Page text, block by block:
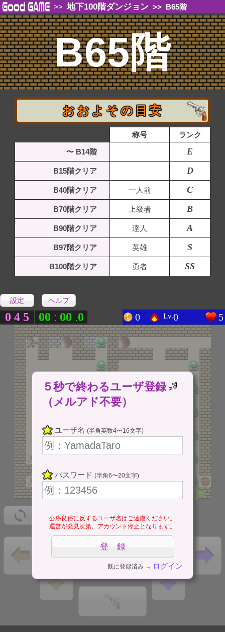
>> 地下100階ダンジョン >> B65階
B65階
おおよその目安
称号
ランク
〜 B14階
E
B15階クリア D
B40階クリア 一人前 C
B70階クリア 上級者 B
B90階クリア 達人 A
B97階クリア 英雄 S
B100階クリア 勇者 SS
設定 ヘルプ
0 4 5 00 : 00 .0 0 Lv.0 5
５秒で終わるユーザ登録
（メルアド不要）
ユーザ名 (半角英数4〜16文字)
パスワード (半角6〜20文字)
公序良俗に反するユーザ名はご遠慮ください。
運営が発見次第、アカウント停止となります。
既に登録済み → ログイン